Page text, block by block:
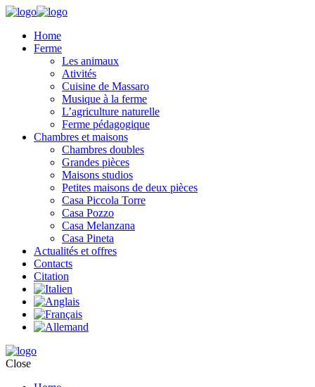
Home
Ferme
Les animaux
Ativités
Cuisine de Massaro
Musique à la ferme
L’agriculture naturelle
Ferme pédagogique
Chambres et maisons
Chambres doubles
Grandes pièces
Maisons studios
Petites maisons de deux pièces
Casa Piccola Torre
Casa Pozzo
Casa Melanzana
Casa Pineta
Actualités et offres
Contacts
Citation
Close